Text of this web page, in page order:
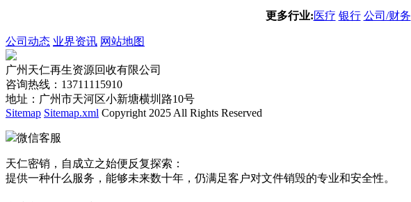
更多行业: 医疗 银行 公司/财务
公司动态 业界资讯 网站地图
广州天仁再生资源回收有限公司
咨询热线：13711115910
地址：广州市天河区小新塘横圳路10号
Sitemap Sitemap.xml Copyright 2025 All Rights Reserved
微信客服
天仁密销，自成立之始便反复探索：
提供一种什么服务，能够未来数十年，仍满足客户对文件销毁的专业和安全性。